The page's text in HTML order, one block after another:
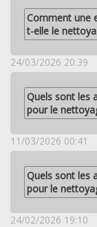
Comment une
t-elle le
24/03/2026 20:39
Quels sont les
pour le
11/03/2026 00:41
Quels sont les
pour le
24/02/2026 19:10